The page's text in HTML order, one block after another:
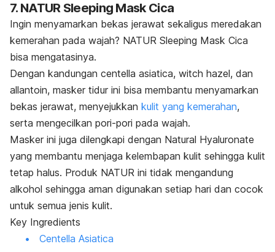
7. NATUR Sleeping Mask Cica
Ingin menyamarkan bekas jerawat sekaligus meredakan
kemerahan pada wajah? NATUR Sleeping Mask Cica
bisa mengatasinya.
Dengan kandungan centella asiatica, witch hazel, dan
allantoin, masker tidur ini bisa membantu menyamarkan
bekas jerawat, menyejukkan kulit yang kemerahan,
serta mengecilkan pori-pori pada wajah.
Masker ini juga dilengkapi dengan Natural Hyaluronate
yang membantu menjaga kelembapan kulit sehingga kulit
tetap halus. Produk NATUR ini tidak mengandung
alkohol sehingga aman digunakan setiap hari dan cocok
untuk semua jenis kulit.
Key Ingredients
Centella Asiatica